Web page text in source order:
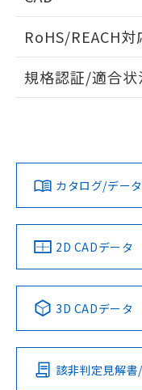
ドすることができ
ダウンロードデータを
みください。
ソフトウェアの使用条件
RoHS/REACH対
EU RoHS 注意事
対応済み
中国 RoHS 注意事
Pb Hg
O
規格認証/適合状
カタログ/デー
2D CADデータ
3D CADデータ
該非判定見解
ものではあり
また、RoHS
物質の対応で
荷製品に未対
欄に対応日を